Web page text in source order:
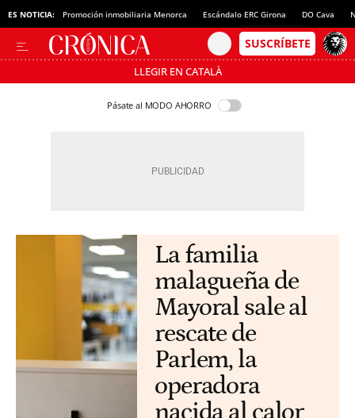
ES NOTICIA: Promoción inmobiliaria Menorca Escándalo ERC Girona DO Cava
LLEGIR EN CATALÀ
Pásate al MODO AHORRO
La familia
malagueña de
Mayoral sale al
rescate de
Parlem, la
operadora